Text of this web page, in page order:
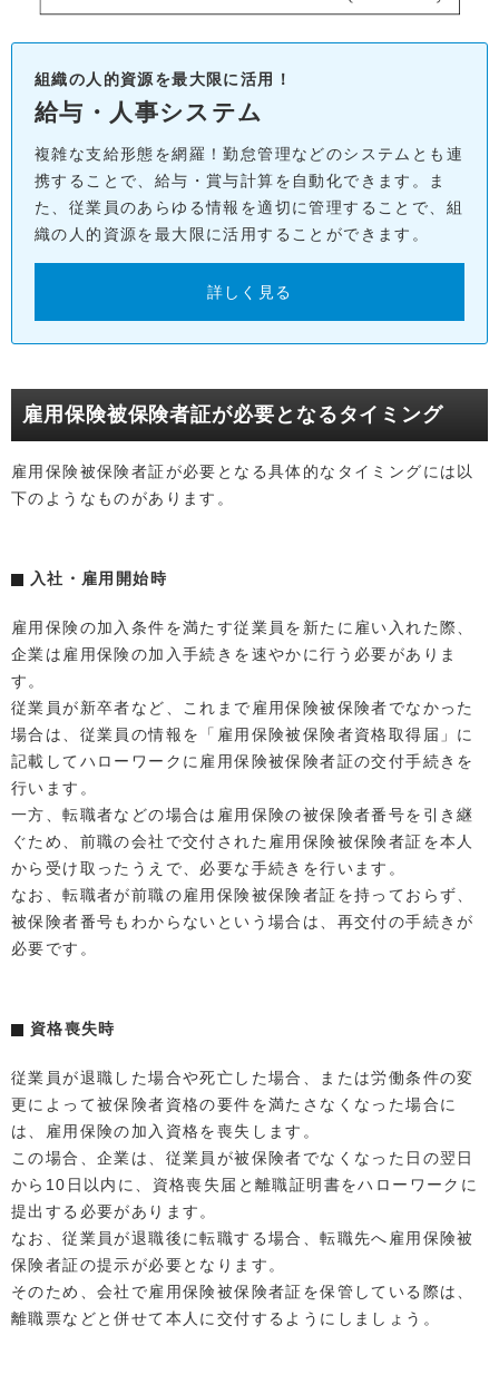
組織の人的資源を最大限に活用！
給与・人事システム
複雑な支給形態を網羅！勤怠管理などのシステムとも連
携することで、給与・賞与計算を自動化できます。ま
た、従業員のあらゆる情報を適切に管理することで、組
織の人的資源を最大限に活用することができます。
詳しく見る
雇用保険被保険者証が必要となるタイミング
雇用保険被保険者証が必要となる具体的なタイミングには以
下のようなものがあります。
入社・雇用開始時
雇用保険の加入条件を満たす従業員を新たに雇い入れた際、
企業は雇用保険の加入手続きを速やかに行う必要がありま
す。
従業員が新卒者など、これまで雇用保険被保険者でなかった
場合は、従業員の情報を「雇用保険被保険者資格取得届」に
記載してハローワークに雇用保険被保険者証の交付手続きを
行います。
一方、転職者などの場合は雇用保険の被保険者番号を引き継
ぐため、前職の会社で交付された雇用保険被保険者証を本人
から受け取ったうえで、必要な手続きを行います。
なお、転職者が前職の雇用保険被保険者証を持っておらず、
被保険者番号もわからないという場合は、再交付の手続きが
必要です。
資格喪失時
従業員が退職した場合や死亡した場合、または労働条件の変
更によって被保険者資格の要件を満たさなくなった場合に
は、雇用保険の加入資格を喪失します。
この場合、企業は、従業員が被保険者でなくなった日の翌日
から10日以内に、資格喪失届と離職証明書をハローワークに
提出する必要があります。
なお、従業員が退職後に転職する場合、転職先へ雇用保険被
保険者証の提示が必要となります。
そのため、会社で雇用保険被保険者証を保管している際は、
離職票などと併せて本人に交付するようにしましょう。